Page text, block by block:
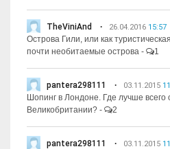
TheViniAnd 26.04.2016 15:57
Острова Гили, или как
почти необитаемые острова - 1
pantera298111 03.11.2015
Шопинг в Лондоне. Где лучше всего
Великобритании? - 2
pantera298111 03.11.2015